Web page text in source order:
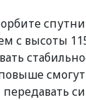
с высоты
передавать